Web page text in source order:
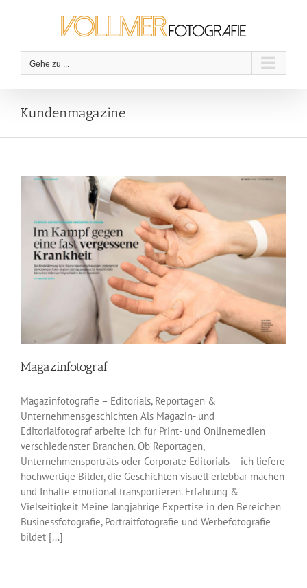
Gehe zu ...
Kundenmagazine
Magazinfotograf
Magazinfotografie – Editorials, Reportagen &
Unternehmensgeschichten Als Magazin- und
Editorialfotograf arbeite ich für Print- und Onlinemedien
verschiedenster Branchen. Ob Reportagen,
Unternehmensporträts oder Corporate Editorials – ich liefere
hochwertige Bilder, die Geschichten visuell erlebbar machen
und Inhalte emotional transportieren. Erfahrung &
Vielseitigkeit Meine langjährige Expertise in den Bereichen
Businessfotografie, Portraitfotografie und Werbefotografie
bildet [...]